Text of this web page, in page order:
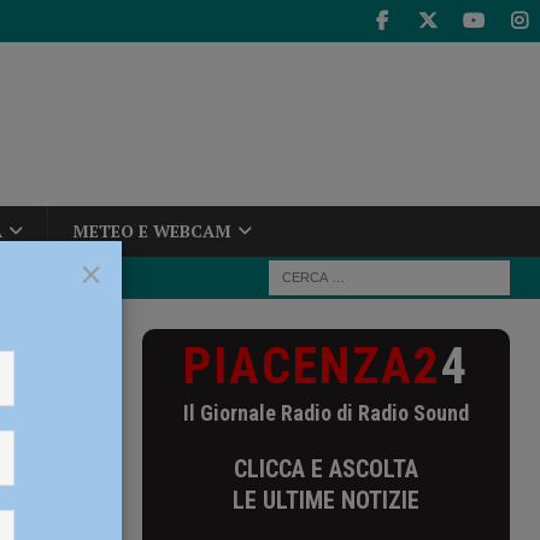
METEO E WEBCAM
PIACENZA24
Il Giornale Radio di Radio Sound
CLICCA E ASCOLTA
LE ULTIME NOTIZIE
×